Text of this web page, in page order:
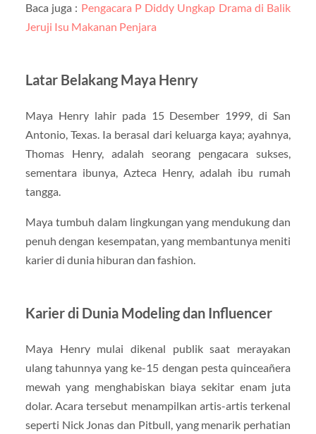
Baca juga : Pengacara P Diddy Ungkap Drama di Balik
Jeruji Isu Makanan Penjara
Latar Belakang Maya Henry
Maya Henry lahir pada 15 Desember 1999, di San
Antonio, Texas. Ia berasal dari keluarga kaya; ayahnya,
Thomas Henry, adalah seorang pengacara sukses,
sementara ibunya, Azteca Henry, adalah ibu rumah
tangga.
Maya tumbuh dalam lingkungan yang mendukung dan
penuh dengan kesempatan, yang membantunya meniti
karier di dunia hiburan dan fashion.
Karier di Dunia Modeling dan Influencer
Maya Henry mulai dikenal publik saat merayakan
ulang tahunnya yang ke-15 dengan pesta quinceañera
mewah yang menghabiskan biaya sekitar enam juta
dolar. Acara tersebut menampilkan artis-artis terkenal
seperti Nick Jonas dan Pitbull, yang menarik perhatian